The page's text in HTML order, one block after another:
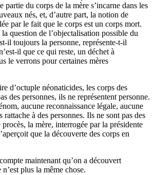
partie du corps de la mère s’incarne dans les
nés, et, d’autre part, la notion de
par le fait que le corps est un corps mort.
question de l’objectalisation possible du
il toujours la personne, représente-t-il
il que ce qui reste, un déchet à
le verrons pour certaines mères
d’octuple néonaticides, les corps des
des personnes, ils ne représentent personne.
aucune reconnaissance légale, aucune
rattache à des personnes. Ils ne sont pas des
la mère, interrogée par la présidente
que la découverte des corps en
maintenant qu’on a découvert
n’est plus la même chose.